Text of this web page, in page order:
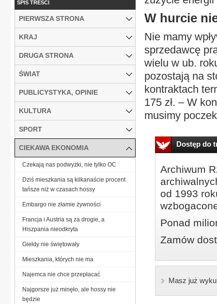
W hurcie
Nie mamy
sprzedawcę
wielu w ub.
pozostają na
kontraktach
175 zł. – W
musimy
Dostęp do
Archiwum
od 1993
Ponad
Zamów
Masz już
SPIS TREŚCI
PIERWSZA STRONA
KRAJ
DRUGA STRONA
ŚWIAT
PUBLICYSTYKA, OPINIE
KULTURA
SPORT
CIEKAWA EKONOMIA
Czekają nas podwyżki, nie tylko OC
Dziś mieszkania są kilkanaście procent
tańsze niż w czasach hossy
Embargo nie złamie żywności
Francja i Austria są za drogie, a
Hiszpania nieodkryta
Giełdy nie świętowały
Mieszkania, których nie ma
Najemca nie chce przepłacać
Najgorsze już minęło, ale hossy nie
będzie